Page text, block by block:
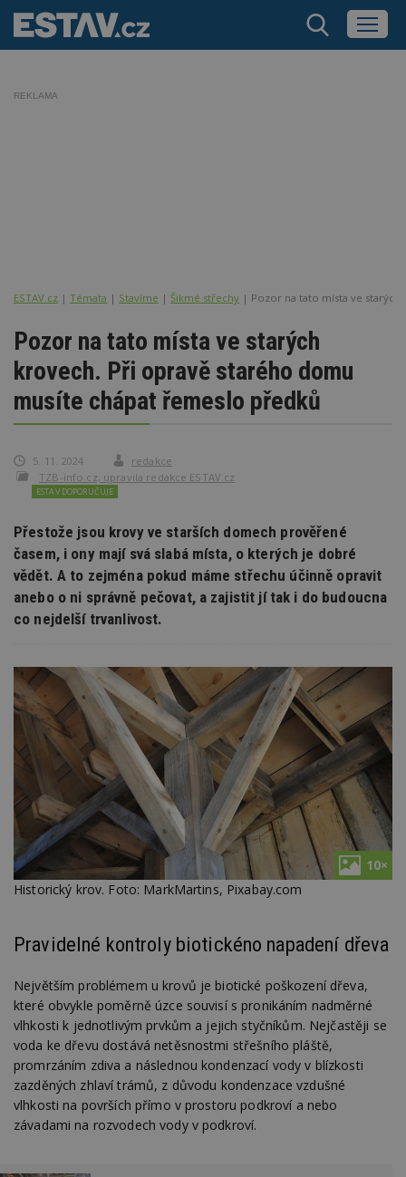
REKLAMA
ESTAV.cz Témata Stavíme Šikmé střechy Pozor na tato místa ve
Pozor na tato místa ve starých
krovech. Při opravě starého domu
musíte chápat řemeslo předků
5. 11. 2024
redakce
TZB-info.cz, upravila redakce ESTAV.cz
ESTAV DOPORUČUJE
Přestože jsou krovy ve starších domech prověřené
časem, i ony mají svá slabá místa, o kterých je dobré
vědět. A to zejména pokud máme střechu účinně opravit
anebo o ni správně pečovat, a zajistit jí tak i do budoucna
co nejdelší trvanlivost.
10×
Historický krov. Foto: MarkMartins, Pixabay.com
Pravidelné kontroly biotickéno napadení dřeva
Největším problémem u krovů je biotické poškození dřeva,
které obvykle poměrně úzce souvisí s pronikáním nadměrné
vlhkosti k jednotlivým prvkům a jejich styčníkům. Nejčastěji se
voda ke dřevu dostává netěsnostmi střešního pláště,
promrzáním zdiva a následnou kondenzací vody v blízkosti
zazděných zhlaví trámů, z důvodu kondenzace vzdušné
vlhkosti na površích přímo v prostoru podkroví a nebo
závadami na rozvodech vody v podkroví.